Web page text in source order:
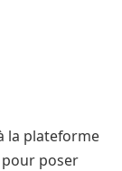
la plateforme
pour poser